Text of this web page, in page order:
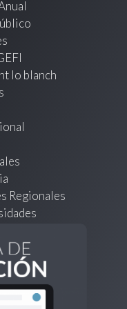
lo blanch
Regionales